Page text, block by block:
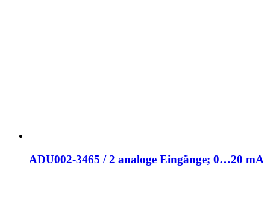
ADU002-3465 / 2 analoge Eingänge; 0…20 mA